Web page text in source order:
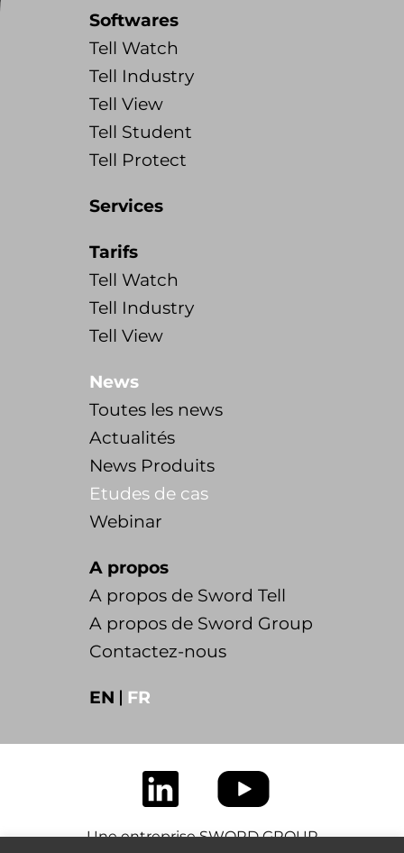
Softwares
Tell Watch
Tell Industry
Tell View
Tell Student
Tell Protect
Services
Tarifs
Tell Watch
Tell Industry
Tell View
News
Toutes les news
Actualités
News Produits
Etudes de cas
Webinar
A propos
A propos de Sword Tell
A propos de Sword Group
Contactez-nous
EN FR
Une entreprise SWORD GROUP